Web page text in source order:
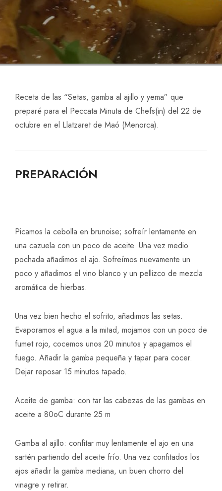
Receta de las “Setas, gamba al ajillo y yema” que
preparé para el Peccata Minuta de Chefs(in) del 22 de
octubre en el Llatzaret de Maó (Menorca).
PREPARACIÓN
Picamos la cebolla en brunoise; sofreír lentamente en
una cazuela con un poco de aceite. Una vez medio
pochada añadimos el ajo. Sofreímos nuevamente un
poco y añadimos el vino blanco y un pellizco de mezcla
aromática de hierbas.
Una vez bien hecho el sofrito, añadimos las setas.
Evaporamos el agua a la mitad, mojamos con un poco de
fumet rojo, cocemos unos 20 minutos y apagamos el
fuego. Añadir la gamba pequeña y tapar para cocer.
Dejar reposar 15 minutos tapado.
Aceite de gamba: con tar las cabezas de las gambas en
aceite a 80oC durante 25 m
Gamba al ajillo: confitar muy lentamente el ajo en una
sartén partiendo del aceite frío. Una vez confitados los
ajos añadir la gamba mediana, un buen chorro del
vinagre y retirar.